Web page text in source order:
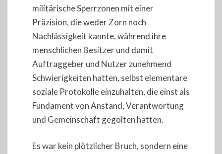
militärische Sperrzonen mit einer
Präzision, die weder Zorn noch
Nachlässigkeit kannte, während ihre
menschlichen Besitzer und damit
Auftraggeber und Nutzer zunehmend
Schwierigkeiten hatten, selbst elementare
soziale Protokolle einzuhalten, die einst als
Fundament von Anstand, Verantwortung
und Gemeinschaft gegolten hatten.
Es war kein plötzlicher Bruch, sondern eine